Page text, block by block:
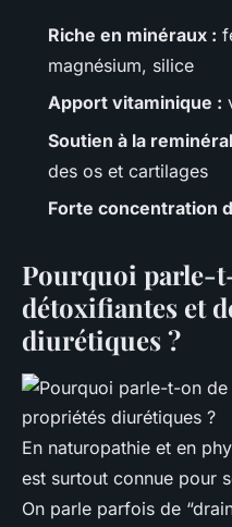
Riche en minéraux :
magnésium, silice
Apport vitaminique :
Soutien à la
des os et cartilages
Forte concentration
Pourquoi parle-
détoxifiantes et
diurétiques ?
En naturopathie et en
est surtout connue pour
On parle parfois de